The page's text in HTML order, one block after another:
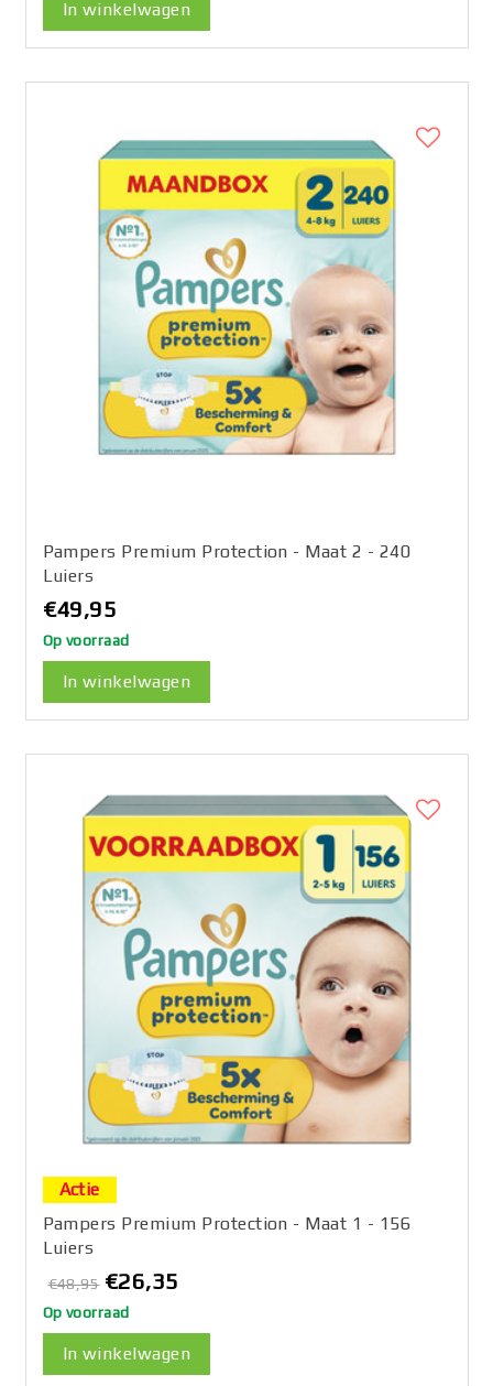
In winkelwagen
Pampers Premium Protection - Maat 2 - 240
Luiers
€49,95
Op voorraad
In winkelwagen
Actie
Pampers Premium Protection - Maat 1 - 156
Luiers
€48,95 €26,35
Op voorraad
In winkelwagen